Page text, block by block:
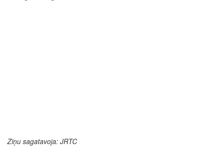
Ziņu sagatavoja: JRTC